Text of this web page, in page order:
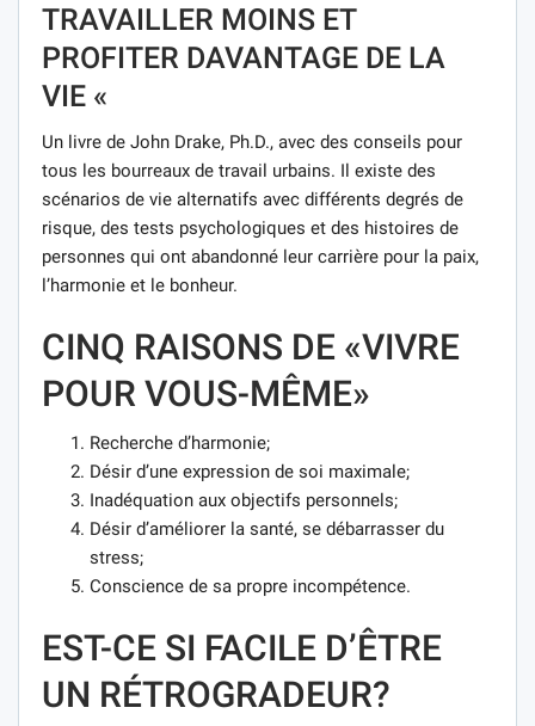
TRAVAILLER MOINS ET
PROFITER DAVANTAGE DE LA
VIE «
Un livre de John Drake, Ph.D., avec des conseils pour
tous les bourreaux de travail urbains. Il existe des
scénarios de vie alternatifs avec différents degrés de
risque, des tests psychologiques et des histoires de
personnes qui ont abandonné leur carrière pour la paix,
l’harmonie et le bonheur.
CINQ RAISONS DE «VIVRE
POUR VOUS-MÊME»
Recherche d’harmonie;
Désir d’une expression de soi maximale;
Inadéquation aux objectifs personnels;
Désir d’améliorer la santé, se débarrasser du
stress;
Conscience de sa propre incompétence.
EST-CE SI FACILE D’ÊTRE
UN RÉTROGRADEUR?